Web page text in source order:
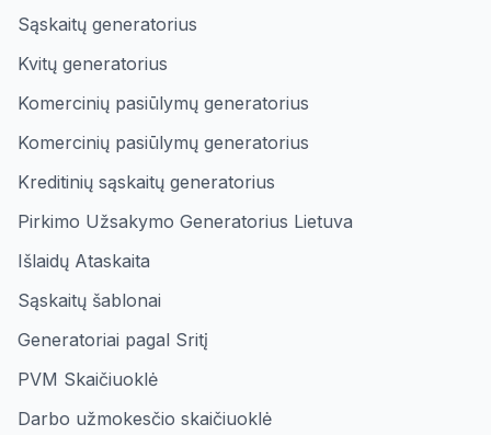
Sąskaitų generatorius
Kvitų generatorius
Komercinių pasiūlymų generatorius
Komercinių pasiūlymų generatorius
Kreditinių sąskaitų generatorius
Pirkimo Užsakymo Generatorius Lietuva
Išlaidų Ataskaita
Sąskaitų šablonai
Generatoriai pagal Sritį
PVM Skaičiuoklė
Darbo užmokesčio skaičiuoklė